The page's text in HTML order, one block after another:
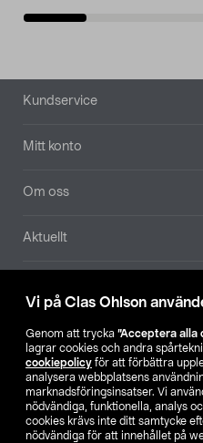
Vi på Clas Ohlson
Genom att trycka ”Acceptera alla
lagrar cookies och andra
cookiepolicy för att förbättra
analysera webbplatsens
marknadsföringsinsatser. Vi
nödvändiga, funktionella, analys
cookies krävs inte ditt samtycke
nödvändiga för att innehållet på
Sidfot
Kundservice
Mitt konto
Om oss
Aktuellt
SE